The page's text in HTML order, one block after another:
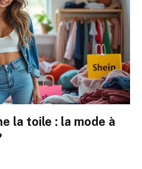
la toile : la mode à